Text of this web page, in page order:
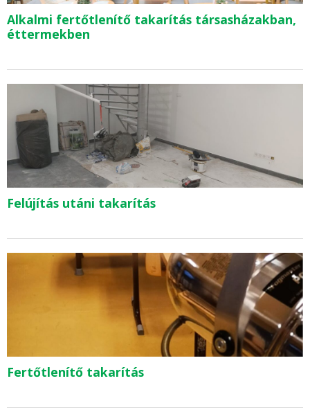
Alkalmi fertőtlenítő takarítás társasházakban,
éttermekben
Felújítás utáni takarítás
Fertőtlenítő takarítás